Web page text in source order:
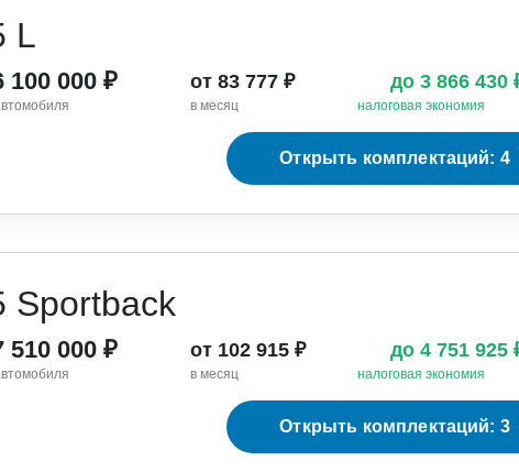
L
100 000 ₽ от 83 777 ₽
в месяц
до 3 866 430
налоговая экономия
Открыть комплектаций: 4
Sportback
510 000 ₽ от 102 915 ₽
в месяц
до 4 751 925
налоговая экономия
Открыть комплектаций: 3